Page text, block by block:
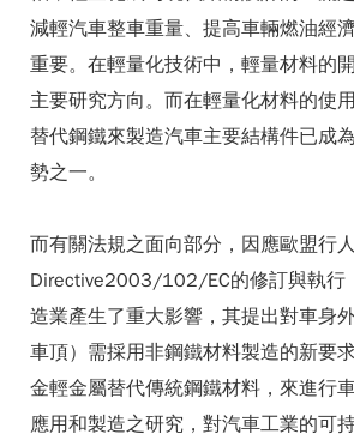
減輕汽車整車重量、提高車輛燃油經
重要。在輕量化技術中，輕量材料的
主要研究方向。而在輕量化材料的使
替代鋼鐵來製造汽車主要結構件已成
勢之一。
而有關法規之面向部分，因應歐盟行
Directive2003/102/EC的修訂與執行
造業產生了重大影響，其提出對車身
車頂）需採用非鋼鐵材料製造的新要
金輕金屬替代傳統鋼鐵材料，來進行
應用和製造之研究，對汽車工業的可